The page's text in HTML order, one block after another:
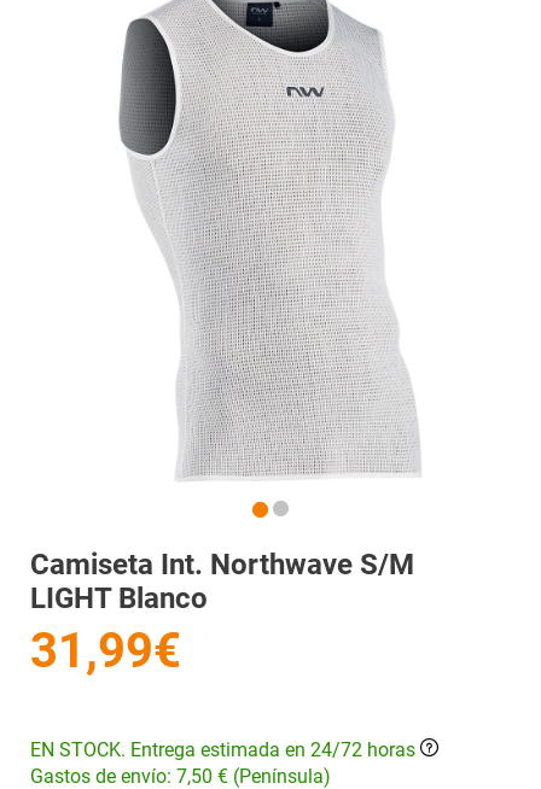
Camiseta Int. Northwave S/m
LIGHT Blanco
31,99€
EN STOCK. Entrega estimada en 24/72 horas
Gastos de envío: 7,50 € (Península)